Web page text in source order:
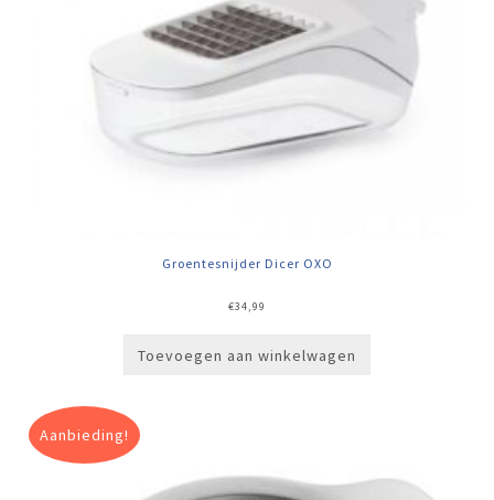
Groentesnijder Dicer OXO
€34,99
Toevoegen aan winkelwagen
Aanbieding!